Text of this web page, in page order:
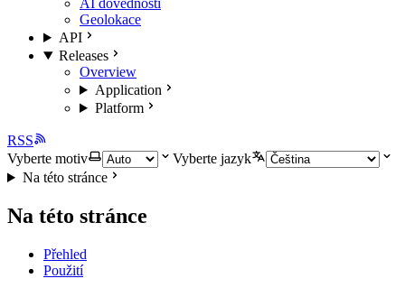
AI dovednosti
Geolokace
API
Releases
Overview
Application
Platform
RSS
Vyberte motiv
Vyberte jazyk
Na této stránce
Na této stránce
Přehled
Použití